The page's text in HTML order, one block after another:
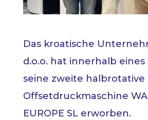
Das kroatische
d.o.o. hat innerhalb eines
seine zweite halbrotative
Offsetdruckmaschine
EUROPE SL erworben.